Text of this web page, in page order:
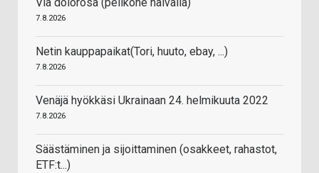
7.8.2026
Netin kauppapaikat(Tori, huuto, ebay, ...)
7.8.2026
Venäjä hyökkäsi Ukrainaan 24. helmikuuta 2022
7.8.2026
Säästäminen ja sijoittaminen (osakkeet, rahastot,
ETF:t...)